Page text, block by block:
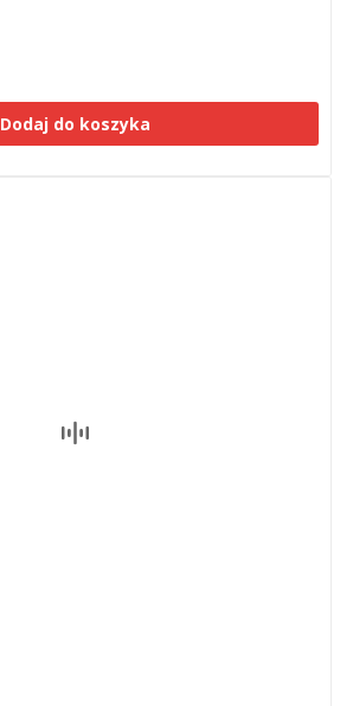
Dodaj do koszyka